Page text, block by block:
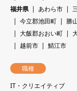
福井県
あわら市
今立郡池田町
勝
大飯郡おおい町
越前市
鯖江市
職種
IT・クリエイティブ